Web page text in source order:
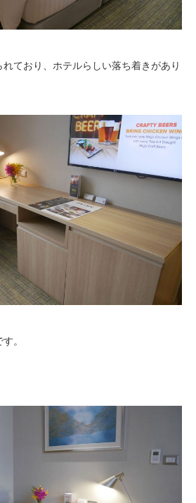
ており、ホテルらしい落ち着きがあり
。